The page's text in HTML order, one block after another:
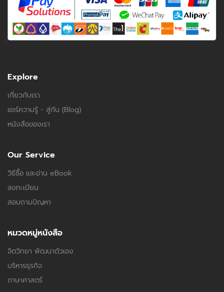
Explore
เกี่ยวกับเรา
แชร์ความรู้ - สู่กัน (Blog)
หนังสือของเรา
Our Service
วิธีซื้อ และอ่าน eBook
ลงทะเบียน
สอบถามปัญหา
หมวดหมู่หนังสือ
จิตวิทยา พัฒนาตัวเอง
บริหารธุรกิจ
ภาษาศาสตร์